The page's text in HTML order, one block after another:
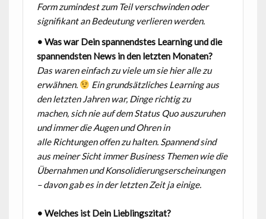
Form zumindest zum Teil verschwinden oder
signifikant an Bedeutung verlieren werden.
• Was war Dein spannendstes Learning und die
spannendsten News in den letzten Monaten?
Das waren einfach zu viele um sie hier alle zu
erwähnen.
Ein grundsätzliches Learning aus
den letzten Jahren war, Dinge richtig zu
machen, sich nie auf dem Status Quo auszuruhen
und immer die Augen und Ohren in
alleRichtungen offen zu halten. Spannend sind
aus meiner Sicht immer Business Themen wie die
Übernahmen undKonsolidierungserscheinungen
– davon gab es in der letzten Zeit ja einige.
• Welches ist Dein Lieblingszitat?